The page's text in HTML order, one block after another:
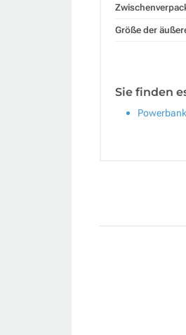
Größe der
Sie finden
Powerbank